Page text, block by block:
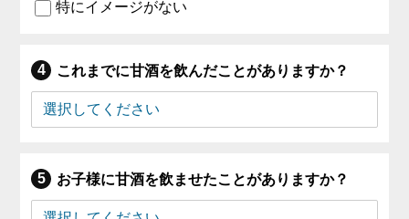
特にイメージがない
これまでに甘酒を飲んだことがありますか？
お子様に甘酒を飲ませたことがありますか？